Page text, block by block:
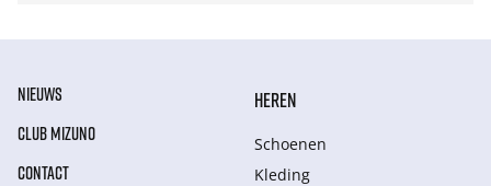
NIEUWS
CLUB MIZUNO
CONTACT
HEREN
Schoenen
Kleding